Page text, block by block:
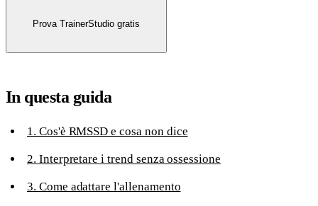
Prova TrainerStudio gratis
In questa guida
1. Cos'è RMSSD e cosa non dice
2. Interpretare i trend senza ossessione
3. Come adattare l'allenamento